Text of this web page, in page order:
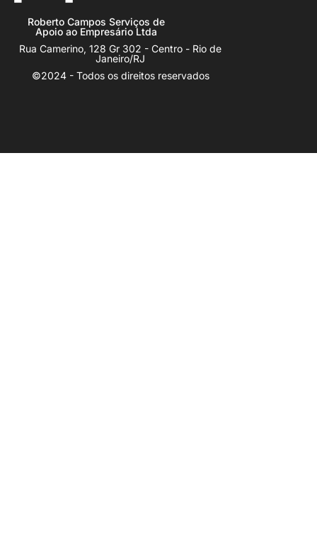
Roberto Campos Serviços de
Apoio ao Empresário Ltda
Rua Camerino, 128 Gr 302 - Centro - Rio de
Janeiro/RJ
©2024 - Todos os direitos reservados